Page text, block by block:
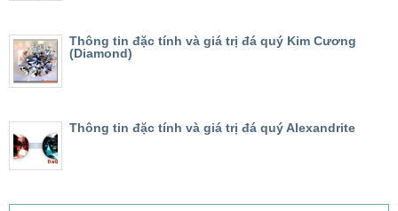
Thông tin đặc tính và giá trị đá quý Kim Cương
(Diamond)
Thông tin đặc tính và giá trị đá quý Alexandrite